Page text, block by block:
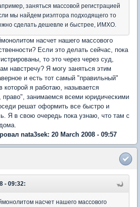
заняться массовой регистрацией
мы найдем риэлтора подходящего то
сделать дешевле и быстрее, ИМХО.
насчет нашего массового
Если это делать сейчас, пока
то это через через суд,
навстречу? Я могу заняться этим
и есть тот самый "правильный"
которой я работаю, называется
право", занимаемся всеми юридическими
решат оформить все быстро и
Я в свою очередь пока узнаю, что там с
nata3sek: 20 March 2008 - 09:57
- 09:32:
насчет нашего массового